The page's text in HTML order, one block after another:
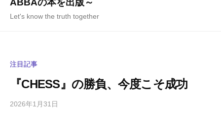
ABBAの本を出版～
Let's know the truth together
注目記事
『CHESS』の勝負、今度こそ成功
2026年1月31日